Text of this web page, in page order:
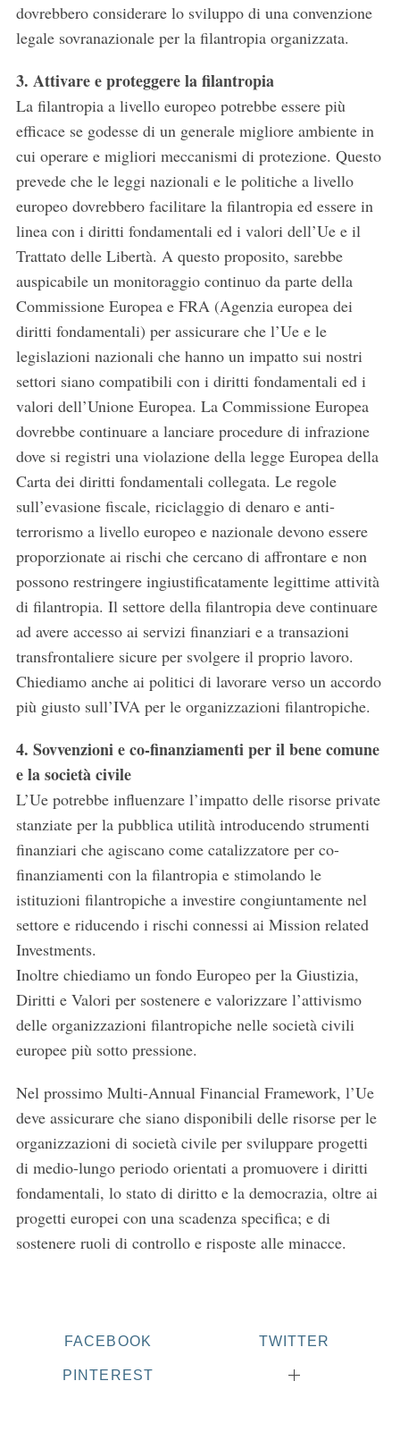
dovrebbero considerare lo sviluppo di una convenzione
legale sovranazionale per la filantropia organizzata.
3. Attivare e proteggere la filantropia
La filantropia a livello europeo potrebbe essere più
efficace se godesse di un generale migliore ambiente in
cui operare e migliori meccanismi di protezione. Questo
prevede che le leggi nazionali e le politiche a livello
europeo dovrebbero facilitare la filantropia ed essere in
linea con i diritti fondamentali ed i valori dell’Ue e il
Trattato delle Libertà. A questo proposito, sarebbe
auspicabile un monitoraggio continuo da parte della
Commissione Europea e FRA (Agenzia europea dei
diritti fondamentali) per assicurare che l’Ue e le
legislazioni nazionali che hanno un impatto sui nostri
settori siano compatibili con i diritti fondamentali ed i
valori dell’Unione Europea. La Commissione Europea
dovrebbe continuare a lanciare procedure di infrazione
dove si registri una violazione della legge Europea della
Carta dei diritti fondamentali collegata. Le regole
sull’evasione fiscale, riciclaggio di denaro e anti-
terrorismo a livello europeo e nazionale devono essere
proporzionate ai rischi che cercano di affrontare e non
possono restringere ingiustificatamente legittime attività
di filantropia. Il settore della filantropia deve continuare
ad avere accesso ai servizi finanziari e a transazioni
transfrontaliere sicure per svolgere il proprio lavoro.
Chiediamo anche ai politici di lavorare verso un accordo
più giusto sull’IVA per le organizzazioni filantropiche.
4. Sovvenzioni e co-finanziamenti per il bene comune
e la società civile
L’Ue potrebbe influenzare l’impatto delle risorse private
stanziate per la pubblica utilità introducendo strumenti
finanziari che agiscano come catalizzatore per co-
finanziamenti con la filantropia e stimolando le
istituzioni filantropiche a investire congiuntamente nel
settore e riducendo i rischi connessi ai Mission related
Investments.
Inoltre chiediamo un fondo Europeo per la Giustizia,
Diritti e Valori per sostenere e valorizzare l’attivismo
delle organizzazioni filantropiche nelle società civili
europee più sotto pressione.
Nel prossimo Multi-Annual Financial Framework, l’Ue
deve assicurare che siano disponibili delle risorse per le
organizzazioni di società civile per sviluppare progetti
di medio-lungo periodo orientati a promuovere i diritti
fondamentali, lo stato di diritto e la democrazia, oltre ai
progetti europei con una scadenza specifica; e di
sostenere ruoli di controllo e risposte alle minacce.
FACEBOOK TWITTER
PINTEREST